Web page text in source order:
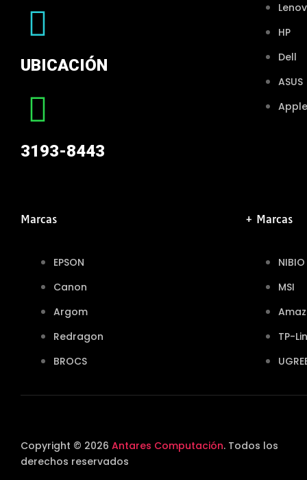
UBICACIÓN
3193-8443
HP
Dell
ASUS
Apple
Marcas
EPSON
Canon
Argom
Redragon
BROCS
+ Marcas
NIBIO
MSI
TP-
Copyright © 2026 Antares Computación. Todos los
derechos reservados